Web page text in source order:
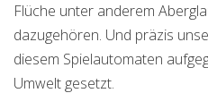
Flüche unter anderem
dazugehören. Und präzis
diesem Spielautomaten
Umwelt gesetzt.